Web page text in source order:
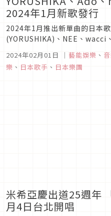
2024年1月新歌發行
2024年1月推出新單曲的日本
(YORUSHIKA)、NEE、
RADWIMPS、
TOGE...
2024年02月01日 ｜ 藝能娛樂 、
樂 、 日本歌手 、 日本樂團
米希亞慶出道25週年
月4日台北開唱